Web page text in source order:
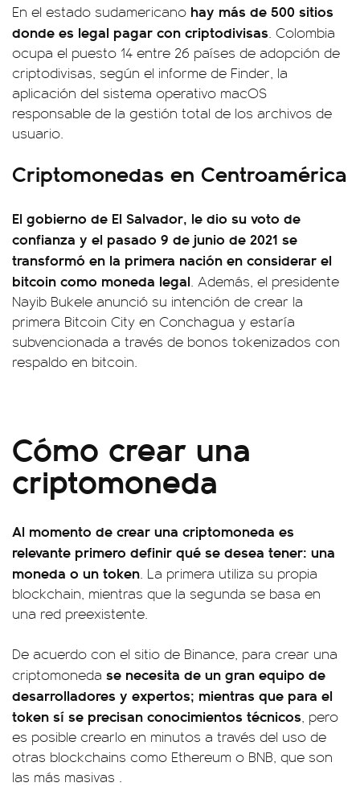
En el estado sudamericano hay más de 500 sitios
donde es legal pagar con criptodivisas. Colombia
ocupa el puesto 14 entre 26 países de adopción de
criptodivisas, según el informe de Finder, la
aplicación del sistema operativo macOS
responsable de la gestión total de los archivos de
usuario.
Criptomonedas en Centroamérica
El gobierno de El Salvador, le dio su voto de
confianza y el pasado 9 de junio de 2021 se
transformó en la primera nación en considerar el
bitcoin como moneda legal. Además, el presidente
Nayib Bukele anunció su intención de crear la
primera Bitcoin City en Conchagua y estaría
subvencionada a través de bonos tokenizados con
respaldo en bitcoin.
Cómo crear una
criptomoneda
Al momento de crear una criptomoneda es
relevante primero definir qué se desea tener: una
moneda o un token. La primera utiliza su propia
blockchain, mientras que la segunda se basa en
una red preexistente.
De acuerdo con el sitio de Binance, para crear una
criptomoneda se necesita de un gran equipo de
desarrolladores y expertos; mientras que para el
token sí se precisan conocimientos técnicos, pero
es posible crearlo en minutos a través del uso de
otras blockchains como Ethereum o BNB, que son
las más masivas .